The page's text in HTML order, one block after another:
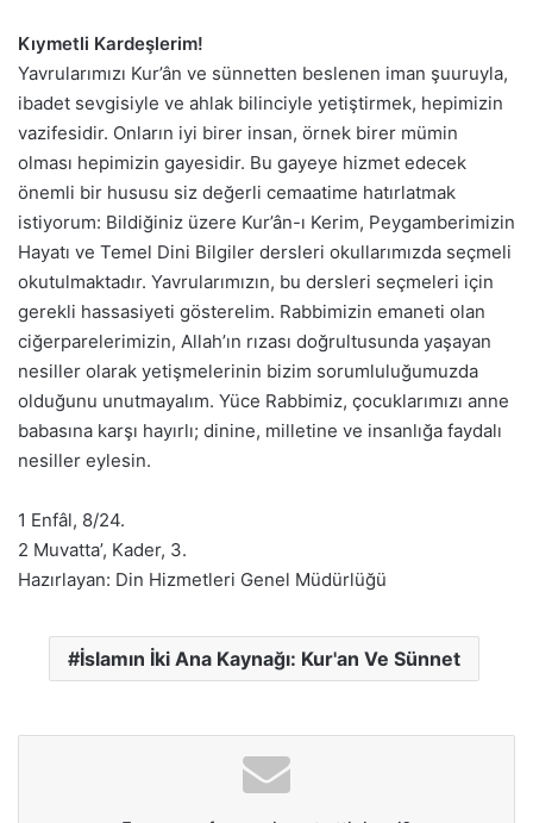
Kıymetli Kardeşlerim!
Yavrularımızı Kur’ân ve sünnetten beslenen iman şuuruyla,
ibadet sevgisiyle ve ahlak bilinciyle yetiştirmek, hepimizin
vazifesidir. Onların iyi birer insan, örnek birer mümin
olması hepimizin gayesidir. Bu gayeye hizmet edecek
önemli bir hususu siz değerli cemaatime hatırlatmak
istiyorum: Bildiğiniz üzere Kur’ân-ı Kerim, Peygamberimizin
Hayatı ve Temel Dini Bilgiler dersleri okullarımızda seçmeli
okutulmaktadır. Yavrularımızın, bu dersleri seçmeleri için
gerekli hassasiyeti gösterelim. Rabbimizin emaneti olan
ciğerparelerimizin, Allah’ın rızası doğrultusunda yaşayan
nesiller olarak yetişmelerinin bizim sorumluluğumuzda
olduğunu unutmayalım. Yüce Rabbimiz, çocuklarımızı anne
babasına karşı hayırlı; dinine, milletine ve insanlığa faydalı
nesiller eylesin.
1 Enfâl, 8/24.
2 Muvatta’, Kader, 3.
Hazırlayan: Din Hizmetleri Genel Müdürlüğü
İslamın İki Ana Kaynağı: Kur'an Ve Sünnet